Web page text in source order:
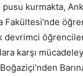
kurmakta,
Fakültesi’nde
devrimci
karşı